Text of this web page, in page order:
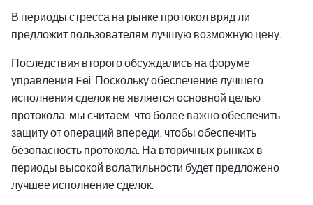
В периоды стресса на рынке протокол вряд ли
предложит пользователям лучшую возможную цену.
Последствия второго обсуждались на форуме
управления Fei. Поскольку обеспечение лучшего
исполнения сделок не является основной целью
протокола, мы считаем, что более важно обеспечить
защиту от операций впереди, чтобы обеспечить
безопасность протокола. На вторичных рынках в
периоды высокой волатильности будет предложено
лучшее исполнение сделок.